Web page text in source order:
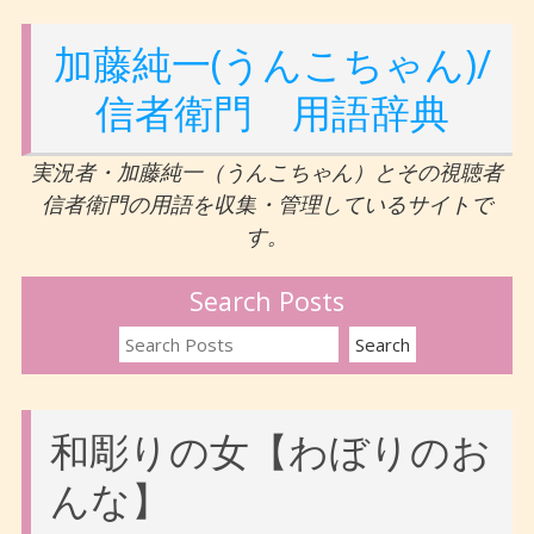
加藤純一(うんこちゃん)/
信者衛門 用語辞典
実況者・加藤純一（うんこちゃん）とその視聴者
信者衛門の用語を収集・管理しているサイトで
す。
Search Posts
和彫りの女【わぼりのお
んな】